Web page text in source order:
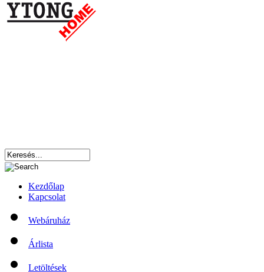
Kezdőlap
Kapcsolat
Webáruház
Árlista
Letöltések